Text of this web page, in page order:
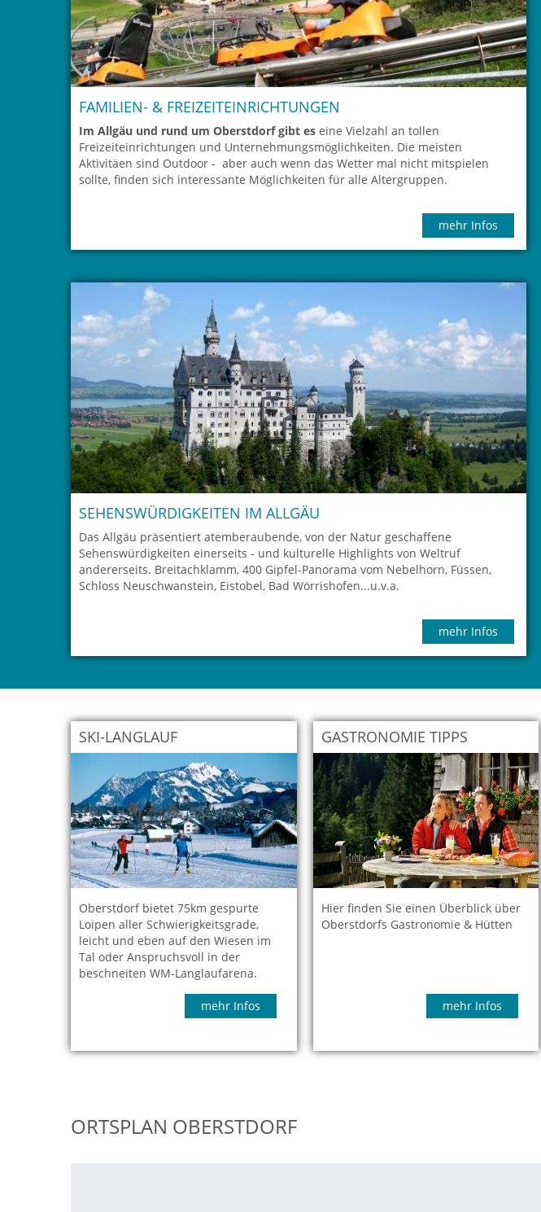
FAMILIEN- & FREIZEITEINRICHTUNGEN
Im Allgäu und rund um Oberstdorf gibt es eine Vielzahl an tollen
Freizeiteinrichtungen und Unternehmungsmöglichkeiten. Die meisten
Aktivitäen sind Outdoor - aber auch wenn das Wetter mal nicht mitspielen
sollte, finden sich interessante Möglichkeiten für alle Altergruppen.
mehr Infos
SEHENSWÜRDIGKEITEN IM ALLGÄU
Das Allgäu präsentiert atemberaubende, von der Natur geschaffene
Sehenswürdigkeiten einerseits - und kulturelle Highlights von Weltruf
andererseits. Breitachklamm, 400 Gipfel-Panorama vom Nebelhorn, Füssen,
Schloss Neuschwanstein, Eistobel, Bad Wörrishofen...u.v.a.
mehr Infos
SKI-LANGLAUF
Oberstdorf bietet 75km gespurte
Loipen aller Schwierigkeitsgrade,
leicht und eben auf den Wiesen im
Tal oder Anspruchsvoll in der
beschneiten WM-Langlaufarena.
mehr Infos
GASTRONOMIE TIPPS
Hier finden Sie einen Überblick über
Oberstdorfs Gastronomie & Hütten
mehr Infos
ORTSPLAN OBERSTDORF